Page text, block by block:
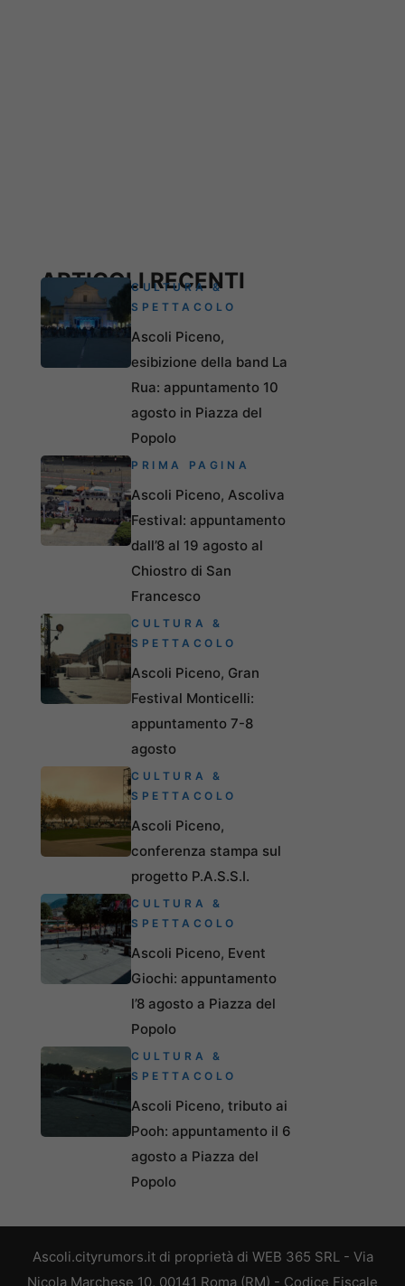
ARTICOLI RECENTI
CULTURA &
SPETTACOLO
Ascoli Piceno,
esibizione della band La
Rua: appuntamento 10
agosto in Piazza del
Popolo
PRIMA PAGINA
Ascoli Piceno, Ascoliva
Festival: appuntamento
dall’8 al 19 agosto al
Chiostro di San
Francesco
CULTURA &
SPETTACOLO
Ascoli Piceno, Gran
Festival Monticelli:
appuntamento 7-8
agosto
CULTURA &
SPETTACOLO
Ascoli Piceno,
conferenza stampa sul
progetto P.A.S.S.I.
CULTURA &
SPETTACOLO
Ascoli Piceno, Event
Giochi: appuntamento
l’8 agosto a Piazza del
Popolo
CULTURA &
SPETTACOLO
Ascoli Piceno, tributo ai
Pooh: appuntamento il 6
agosto a Piazza del
Popolo
Ascoli.cityrumors.it di proprietà di WEB 365 SRL - Via
Nicola Marchese 10, 00141 Roma (RM) - Codice Fiscale